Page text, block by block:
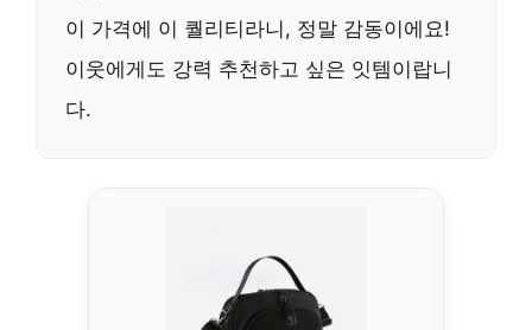
이 가격에 이 퀄리티라니, 정말 감동이에요!
이웃에게도 강력 추천하고 싶은 잇템이랍니
다.